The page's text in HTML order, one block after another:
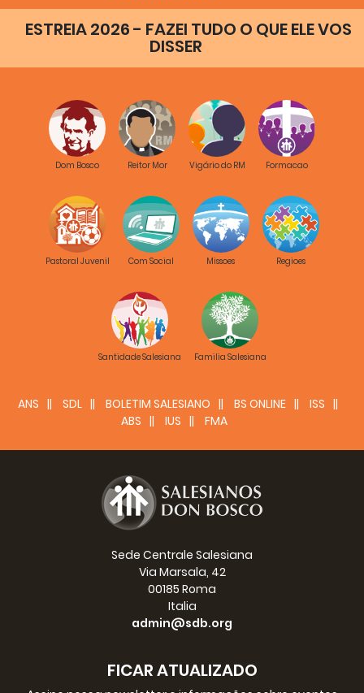
Amen
ESTREIA 2026 - FAZEI TUDO O QUE ELE VOS
DISSER
Dom Bosco Reitor Mor Vigário do RM Formacao
Pastoral Juvenil Com Social Missoes Regioes
Santidade Salesiana Familia Salesiana
ANS SDL BOLETIM SALESIANO BS ONLINE
ISS
ABS
IUS FMA
Sede Centrale Salesiana
Via Marsala, 42
00185 Roma
Italia
admin@sdb.org
FICAR ATUALIZADO